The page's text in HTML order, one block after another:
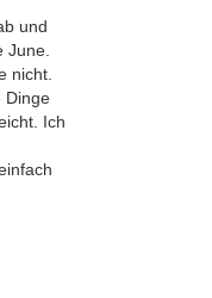
und
June.
nicht.
Dinge
Ich